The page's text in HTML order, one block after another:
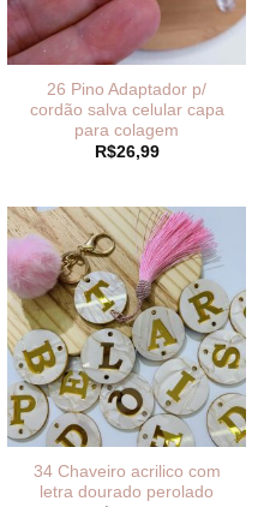
26 Pino Adaptador p/
cordão salva celular capa
para colagem
R$26,99
34 Chaveiro acrilico com
letra dourado perolado